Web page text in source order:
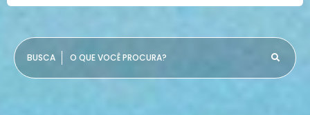
O QUE VOCÊ PROCURA?